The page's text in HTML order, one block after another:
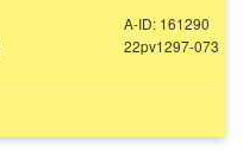
A-ID: 161290
22pv1297-073